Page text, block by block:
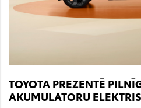
TOYOTA PREZENTĒ
AKUMULATORU